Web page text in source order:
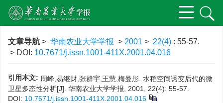
文章导航 > 华南农业大学学报 > 2001 > 22(4) : 55-57.
> DOI: 10.7671/j.issn.1001-411X.2001.04.016
引用本文: 周峰,易继财,张群宇,王慧,梅曼彤. 水稻空间诱变后代的微
卫星多态性分析[J]. 华南农业大学学报, 2001, 22(4): 55-57.
DOI: 10.7671/j.issn.1001-411X.2001.04.016